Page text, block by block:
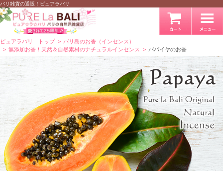
バリ雑貨の通販！ピュアラバリ
ピュアラバリ トップ
バリ島のお香（インセンス）
無添加お香！天然＆自然素材のナチュラルインセンス
パパイヤのお香